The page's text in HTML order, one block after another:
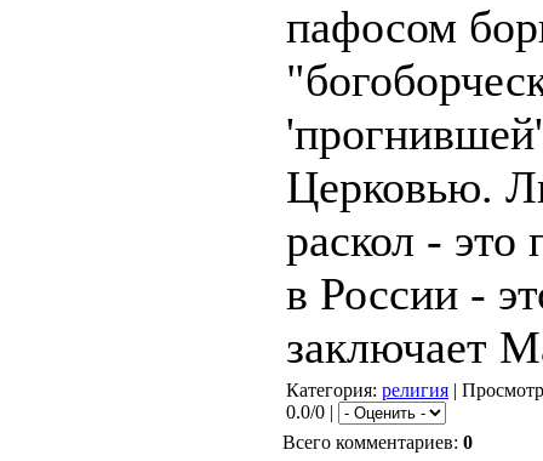
пафосом
Церковью.
раскол - это
в России -
заключает
Категория: религия |
0.0/0 |
Всего комментариев: 0